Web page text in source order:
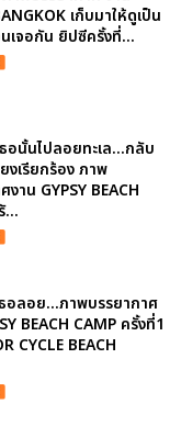
เก็บมาให้ดูเป็น
เจอกัน ยิปซีครั้งที่...
ธอนั้นไปลอยทะเล...กลับ
งเรียกร้อง ภาพ
งาน GYPSY BEACH
...
อลอย...ภาพบรรยากาศ
BEACH CAMP ครั้งที่1
CYCLE BEACH